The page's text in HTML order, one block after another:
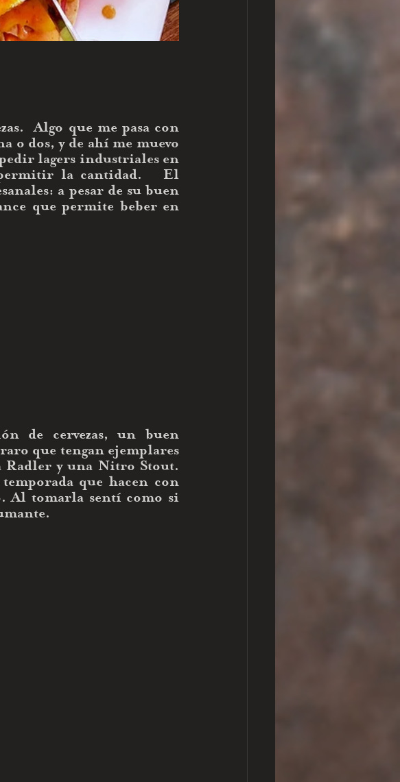
Algo que me pasa con
o dos, y de ahí me muevo
lagers industriales en
la cantidad.   El
a pesar de su buen
que permite beber en
de cervezas, un buen
que tengan ejemplares
y una Nitro Stout.
que hacen con
Al tomarla sentí como si